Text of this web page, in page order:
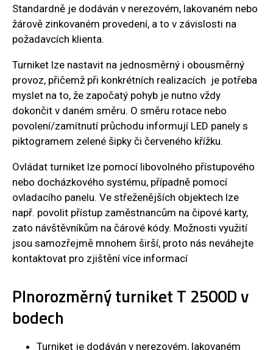
Standardně je dodáván v nerezovém, lakovaném nebo
žárově zinkovaném provedení, a to v závislosti na
požadavcích klienta.
Turniket lze nastavit na jednosměrný i obousměrný
provoz, přičemž při konkrétních realizacích je potřeba
myslet na to, že započatý pohyb je nutno vždy
dokončit v daném směru. O směru rotace nebo
povolení/zamítnutí průchodu informují LED panely s
piktogramem zelené šipky či červeného křížku.
Ovládat turniket lze pomocí libovolného přístupového
nebo docházkového systému, případně pomocí
ovladacího panelu. Ve střeženějších objektech lze
např. povolit přístup zaměstnancům na čipové karty,
zato návštěvníkům na čárové kódy. Možnosti využití
jsou samozřejmě mnohem širší, proto nás neváhejte
kontaktovat pro zjištění více informací
Plnorozměrný turniket T 2500Dv
bodech
Turniket je dodáván v nerezovém, lakovaném